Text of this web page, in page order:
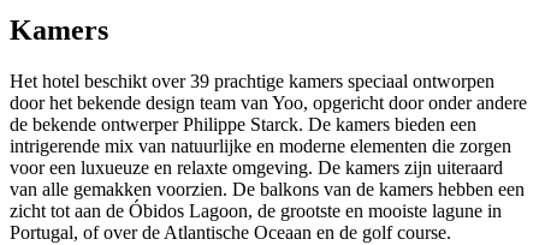
Kamers
Het hotel beschikt over 39 prachtige kamers speciaal ontworpen
door het bekende design team van Yoo, opgericht door onder andere
de bekende ontwerper Philippe Starck. De kamers bieden een
intrigerende mix van natuurlijke en moderne elementen die zorgen
voor een luxueuze en relaxte omgeving. De kamers zijn uiteraard
van alle gemakken voorzien. De balkons van de kamers hebben een
zicht tot aan de Óbidos Lagoon, de grootste en mooiste lagune in
Portugal, of over de Atlantische Oceaan en de golf course.